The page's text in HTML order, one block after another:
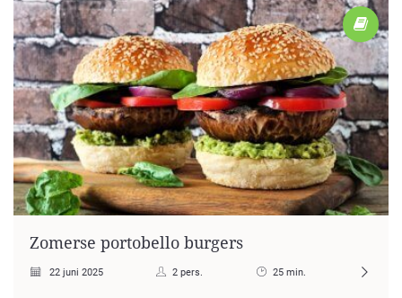
Zomerse portobello burgers
22 juni 2025 2 pers. 25 min.